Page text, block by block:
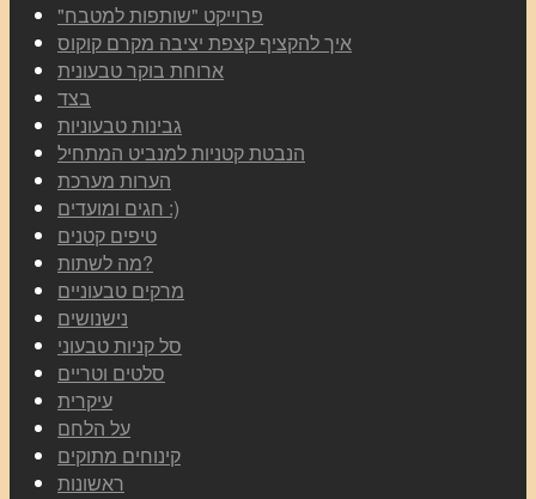
"פרוייקט "שותפות למטבח
איך להקציף קצפת יציבה מקרם קוקוס
ארוחת בוקר טבעונית
בצד
גבינות טבעוניות
הנבטת קטניות למנביט המתחיל
הערות מערכת
חגים ומועדים :)
טיפים קטנים
מה לשתות?
מרקים טבעוניים
נישנושים
סל קניות טבעוני
סלטים וטריים
עיקרית
על הלחם
קינוחים מתוקים
ראשונות